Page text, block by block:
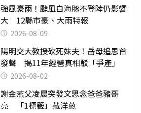
強風豪雨！颱風白海豚不登陸仍影響
大 12縣市豪、大雨特報
2026-08-09
陽明交大教授砍死妹夫！岳母追思首
發聲 揭11年經營真相駁「爭產」
2026-08-02
謝金燕父凌晨突發文思念爸爸豬哥
亮 「1標籤」藏洋蔥